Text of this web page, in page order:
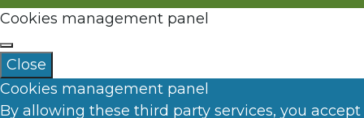
Cookies management panel
Close
Cookies management panel
By allowing these third party services, you accept